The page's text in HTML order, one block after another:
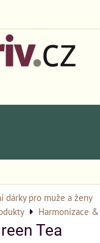
dárky pro muže a ženy
Harmonizace
Tea